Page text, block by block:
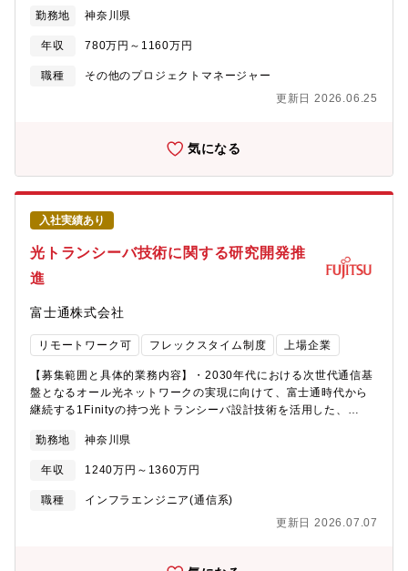
断が必要な事項は相談・報告しながら進める体制です。【仕事の
したサーバ開発の現場に深く関われる次世代グリーンデータセン
発・量産フェーズまで、実務の中心として携わることができま
す。自分の関与が製品として形になる実感を得られるポジション
技術課題を直接調整します。グローバルな開発現場を日常的に経
社内外調整にも関与できるため、サーバ開発における「技術＋プ
ステップアップが描けるポジションまずは担当者として開発実務
を担い、経験を積むことで、将来的には開発リーダやマネージャ
としてプロジェクトを牽引する役割へと成長していくことが可能
です。実力に応じて、より広い役割を任せてもらえる環境です。
【配属組織】先端コンピューティング開発本部【組織としてのミ
ッション】持続可能なデジタル社会を実現すべく、世界トップの
テクノロジー開発に挑戦し、新たなテクノロジープラットフォー
ムを創り上げる【会社の魅力】■働き方について ・全社で年間
80％以上の在宅勤務活用率。 ・コアタイム無しのフレックスタイ
ム制、子育て、介護、私用問わず私生活に合わせた働き方が実現
可。・ドレスコードの自由化や、活き活きと働くための社内カル
律的なキャリア形成を推進し、グループ全体でポスティング制度
やFA制度が利用可能。 ・各部組織エンゲージメントを高める活動
サーバ開発において、サーバ開発プロジェクト全体を対象とする
プロジェクトマネジメントチームのサブリーダクラスとして、リ
ーダおよびマネージャのもとで、実務を中心にプロジェクト運営
を支える役割です。プロジェクト全体の方針策定や最終判断はリ
るタスクや調整業務を着実に実行し、プロジェクトが滞りなく進
ロジェクト全体の進捗・課題管理の補佐（各チームからの情報収
集、一覧化、更新/課題の状況整理、対応状況のフォロー）・プロ
ジェクト会議体の運営支援（議事メモ作成、アクション管理、関
係者への展開）・拡販装置の貸し出し・評価活用を実現するため
の手続き対応（開発部門・評価部門・拡販装置管理チームとの各
種調整）・ベンチマーク評価の推進支援（評価計画・スケジュー
ル調整、関係部署との連携、結果整理のサポート）・各種認証取
得に向けた調整・進捗フォロー・また、FUJITSU-MONAKA後継
CPU開発プロジェクトの立上についても関わっていただきます。
FUJITSU?MONAKAを中核としたサーバ開発プロジェクトにおい
て、プロジェクトマネジメントチームのサブリーダとしてリーダ
を補佐し、実務面からプロジェクト推進を支えることをミッショ
リスクを把握したうえで、関係部署との調整や段取りを行い、プ
ロジェクトが計画どおりに進む状態を現場から作っていく役割を
担っていただきます。リーダが意思決定しやすいように、状況を
整理し、論点を明確にした形で情報を上げることも重要な役割で
いったテーマについては、実運用を担当するチームと開発部門を
が出る状態を実現することを期待しています。単なる取りまとめ
にとどまらず、「どうすれば進むか」を考え、実行に移す推進力
勤務地 神奈川県
年収 780万円～1160万円
職種
その他のプロジェクトマネージャー
更新日 2026.06.25
気になる
入社実績あり
光トランシーバ技術に関する研究開発推
進
富士通株式会社
リモートワーク可 フレックスタイム制度 上場企業
【募集範囲と具体的業務内容】・2030年代における次世代通信基
盤となるオール光ネットワークの実現に向けて、富士通時代から
継続する1Finityの持つ光トランシーバ設計技術を活用した、
進。・次世代光トランシーバ向け光・電子デバイスに関する要求
仕様、トランシーバ構成、その適用アプリケーション・ユースケ
ースに関する技術の研究開発、事業化・普及をリードすること
で、有望なユースケースとして想定するAIを中心とした情報処理
ジタル社会の実現に貢献。"【個人に期待する役割やミッショ
求、研究開発成果の実用化に向けた計画策定、要素技術、顧客課
勤務地 神奈川県
年収 1240万円～1360万円
職種
インフラエンジニア(通信系)
更新日 2026.07.07